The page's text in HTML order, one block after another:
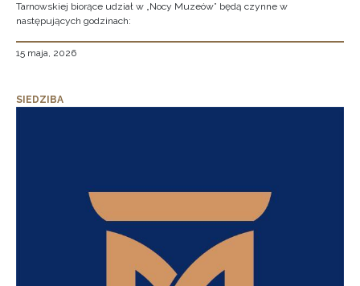
Tarnowskiej biorące udział w „Nocy Muzeów” będą czynne w
następujących godzinach:
15 maja, 2026
SIEDZIBA